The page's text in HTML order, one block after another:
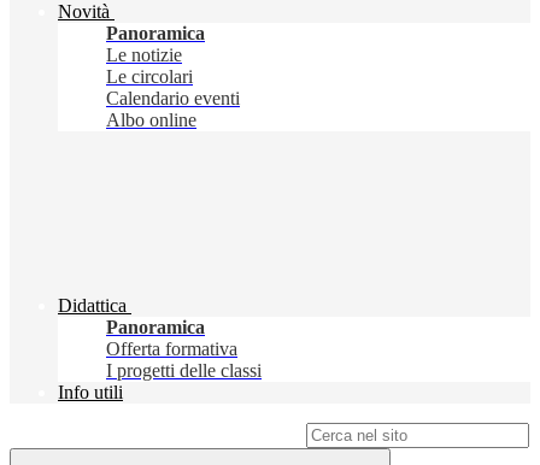
Novità
Panoramica
Le notizie
Le circolari
Calendario eventi
Albo online
Didattica
Panoramica
Offerta formativa
I progetti delle classi
Info utili